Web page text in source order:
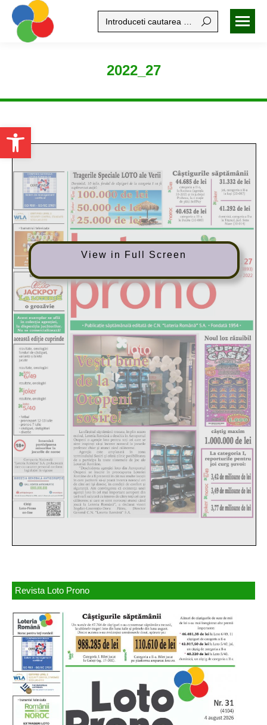
Open toolbar
Search:
2022_27
View in Full Screen
Revista Loto Prono